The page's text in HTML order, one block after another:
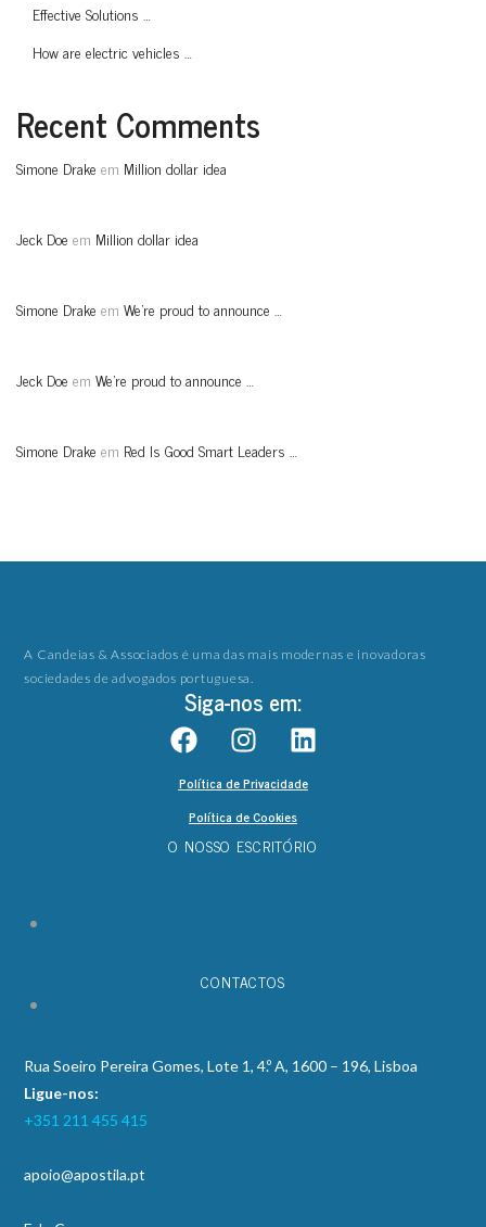
Effective Solutions …
How are electric vehicles …
Recent Comments
Simone Drake em Million dollar idea
Jeck Doe em Million dollar idea
Simone Drake em We’re proud to announce …
Jeck Doe em We’re proud to announce …
Simone Drake em Red Is Good Smart Leaders …
A Candeias & Associados é uma das mais modernas e inovadoras
sociedades de advogados portuguesa.
Siga-nos em:
Política de Privacidade
Política de Cookies
O NOSSO ESCRITÓRIO
CONTACTOS
Rua Soeiro Pereira Gomes, Lote 1, 4.º A, 1600 – 196, Lisboa
Ligue-nos:
+351 211 455 415
apoio@apostila.pt